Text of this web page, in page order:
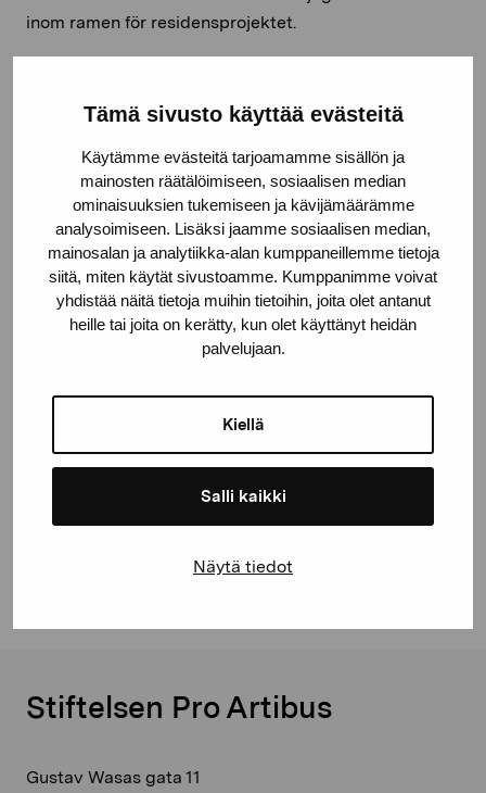
Tämä sivusto käyttää evästeitä
Käytämme evästeitä tarjoamamme sisällön ja
mainosten räätälöimiseen, sosiaalisen median
ominaisuuksien tukemiseen ja kävijämäärämme
analysoimiseen. Lisäksi jaamme sosiaalisen median,
mainosalan ja analytiikka-alan kumppaneillemme tietoja
siitä, miten käytät sivustoamme. Kumppanimme voivat
yhdistää näitä tietoja muihin tietoihin, joita olet antanut
heille tai joita on kerätty, kun olet käyttänyt heidän
palvelujaan.
Kiellä
Salli kaikki
Näytä tiedot
Facebook
inom ramen för residensprojektet.
Vilket är ditt favoritkonstverk i Pro Artibus samling,
Jag återkommer gång på gång tillMalin
Ahlsveds akvareller i serien Kära mörker.För mig
finns det alltid en ny tolkning att göra när jag ser på
dem. Målningarna påminner mig om att vi människor
är komplicerade varelser och det inom oss finns rum
för både glädje och sorg. Även ur en pedagogisk
synvinkel finns det så mycket att hämta i bilderna och
Stiftelsen Pro Artibus
Gustav Wasas gata 11